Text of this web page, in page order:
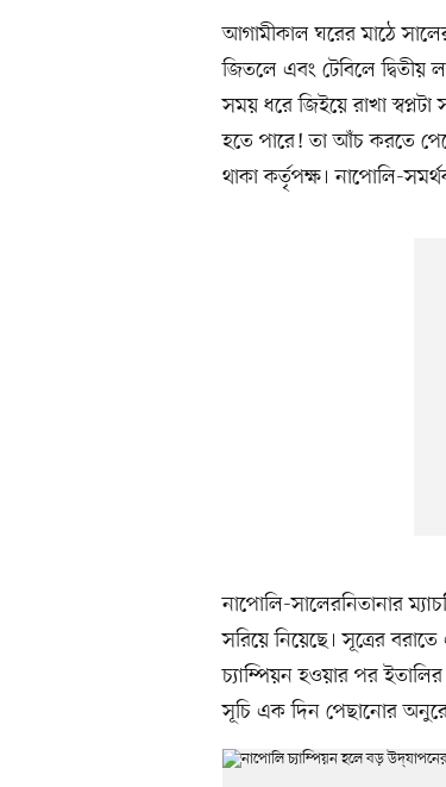
আগামীকাল ঘরের মাঠে
জিতলে এবং টেবিলে দ্বিতীয়
সময় ধরে জিইয়ে রাখা
হতে পারে! তা আঁচ করতে
থাকা কর্তৃপক্ষ। নাপোলি-
নাপোলি-সালেরনিতানার
সরিয়ে নিয়েছে। সূত্রের
চ্যাম্পিয়ন হওয়ার পর
সূচি এক দিন পেছানোর